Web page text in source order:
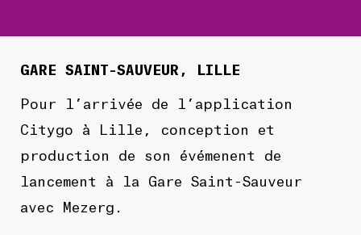
GARE SAINT-SAUVEUR, LILLE
Pour l’arrivée de l’application
Citygo à Lille, conception et
production de son évémenent de
lancement à la Gare Saint-Sauveur
avec Mezerg.